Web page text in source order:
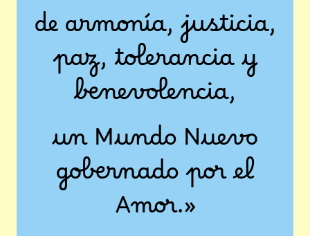
de armonía, justicia,
paz, tolerancia y
benevolencia,
un Mundo Nuevo
gobernado por el
Amor.»